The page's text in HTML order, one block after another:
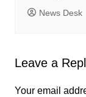
News Desk
Leave a
Your email